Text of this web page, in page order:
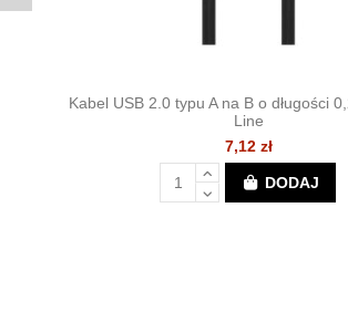
Kabel USB 2.0 typu A na B o długości
Line
7,12 zł
DODAJ